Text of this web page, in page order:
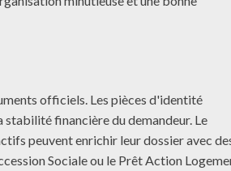
officiels. Les pièces d'identité
financière du demandeur. Le
peuvent enrichir leur dossier avec
Sociale ou le Prêt Action